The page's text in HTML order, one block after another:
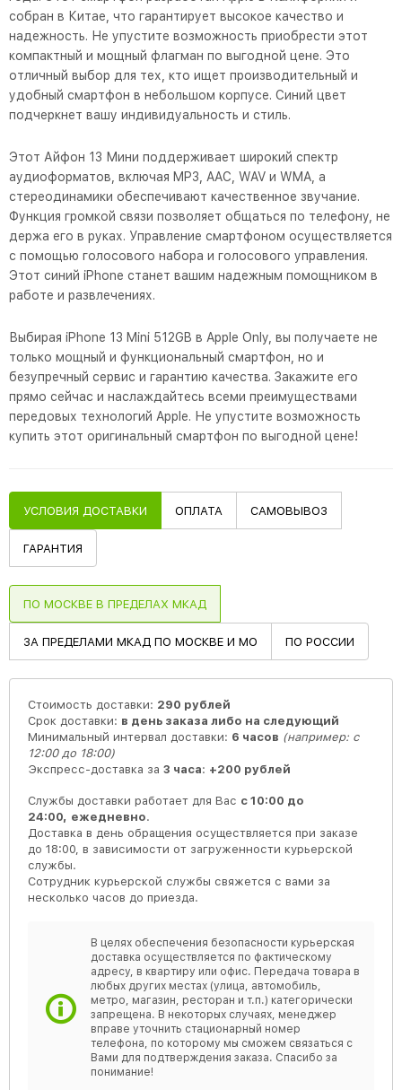
собран в Китае, что гарантирует высокое качество и
надежность. Не упустите возможность приобрести этот
компактный и мощный флагман по выгодной цене. Это
отличный выбор для тех, кто ищет производительный и
удобный смартфон в небольшом корпусе. Синий цвет
подчеркнет вашу индивидуальность и стиль.
Этот Айфон 13 Мини поддерживает широкий спектр
аудиоформатов, включая MP3, AAC, WAV и WMA, а
стереодинамики обеспечивают качественное звучание.
Функция громкой связи позволяет общаться по телефону, не
держа его в руках. Управление смартфоном осуществляется
с помощью голосового набора и голосового управления.
Этот синий iPhone станет вашим надежным помощником в
работе и развлечениях.
Выбирая iPhone 13 Mini 512GB в Apple Only, вы получаете не
только мощный и функциональный смартфон, но и
безупречный сервис и гарантию качества. Закажите его
прямо сейчас и наслаждайтесь всеми преимуществами
передовых технологий Apple. Не упустите возможность
купить этот оригинальный смартфон по выгодной цене!
УСЛОВИЯ ДОСТАВКИ ОПЛАТА САМОВЫВОЗ
ГАРАНТИЯ
ПО МОСКВЕ В ПРЕДЕЛАХ МКАД
ЗА ПРЕДЕЛАМИ МКАД ПО МОСКВЕ И МО ПО РОССИИ
Стоимость доставки: 290 рублей
Срок доставки: в день заказа либо на следующий
Минимальный интервал доставки: 6 часов (например: с
12:00 до 18:00)
Экспресс-доставка за 3 часа: +200 рублей
Службы доставки работает для Вас с 10:00 до
24:00, ежедневно.
Доставка в день обращения осуществляется при заказе
до 18:00, в зависимости от загруженности курьерской
службы.
Сотрудник курьерской службы свяжется с вами за
несколько часов до приезда.
В целях обеспечения безопасности курьерская
доставка осуществляется по фактическому
адресу, в квартиру или офис. Передача товара в
любых других местах (улица, автомобиль,
метро, магазин, ресторан и т.п.) категорически
запрещена. В некоторых случаях, менеджер
вправе уточнить стационарный номер
телефона, по которому мы сможем связаться с
Вами для подтверждения заказа. Спасибо за
понимание!